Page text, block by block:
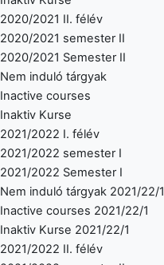
2020/2021 II. félév
2020/2021 semester II
2020/2021 Semester II
Nem induló tárgyak
Inactive courses
Inaktiv Kurse
2021/2022 I. félév
2021/2022 semester I
2021/2022 Semester I
Nem induló tárgyak 2021/22/1
Inactive courses 2021/22/1
Inaktiv Kurse 2021/22/1
2021/2022 II. félév